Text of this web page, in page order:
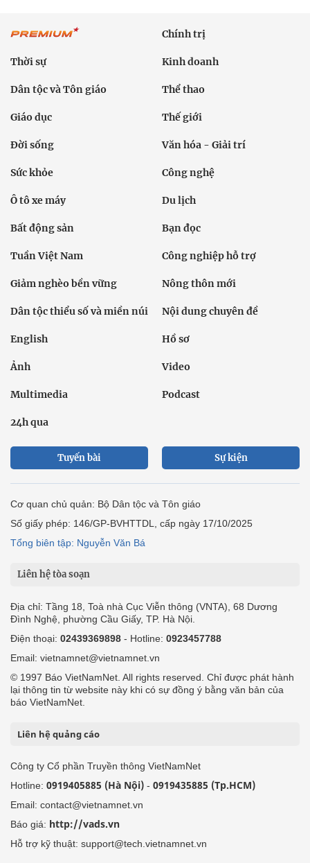
Chính trị
Thời sự Kinh doanh
Dân tộc và Tôn giáo Thể thao
Giáo dục Thế giới
Đời sống Văn hóa - Giải trí
Sức khỏe Công nghệ
Ô tô xe máy Du lịch
Bất động sản Bạn đọc
Tuần Việt Nam Công nghiệp hỗ trợ
Giảm nghèo bền vững Nông thôn mới
Dân tộc thiểu số và miền núi Nội dung chuyên đề
English Hồ sơ
Ảnh Video
Multimedia Podcast
24h qua
Tuyến bài Sự kiện
Cơ quan chủ quản: Bộ Dân tộc và Tôn giáo
Số giấy phép: 146/GP-BVHTTDL, cấp ngày 17/10/2025
Tổng biên tập: Nguyễn Văn Bá
Liên hệ tòa soạn
Địa chỉ: Tầng 18, Toà nhà Cục Viễn thông (VNTA), 68 Dương
Đình Nghệ, phường Cầu Giấy, TP. Hà Nội.
Điện thoại: 02439369898 - Hotline: 0923457788
Email: vietnamnet@vietnamnet.vn
© 1997 Báo VietNamNet. All rights reserved. Chỉ được phát hành
lại thông tin từ website này khi có sự đồng ý bằng văn bản của
báo VietNamNet.
Liên hệ quảng cáo
Công ty Cổ phần Truyền thông VietNamNet
Hotline: 0919405885 (Hà Nội) - 0919435885 (Tp.HCM)
Email: contact@vietnamnet.vn
Báo giá: http://vads.vn
Hỗ trợ kỹ thuật: support@tech.vietnamnet.vn